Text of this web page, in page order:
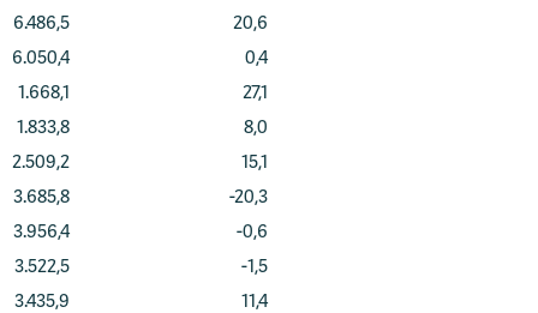
6.486,5
20,6
6.050,4
0,4
1.668,1
27,1
1.833,8
8,0
2.509,2
15,1
3.685,8
-20,3
3.956,4
-0,6
3.522,5
-1,5
3.435,9
11,4